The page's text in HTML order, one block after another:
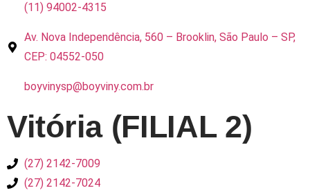
(11) 94002-4315
Av. Nova Independência, 560 – Brooklin, São Paulo – SP,
CEP: 04552-050
boyvinysp@boyviny.com.br
Vitória (FILIAL 2)
(27) 2142-7009
(27) 2142-7024